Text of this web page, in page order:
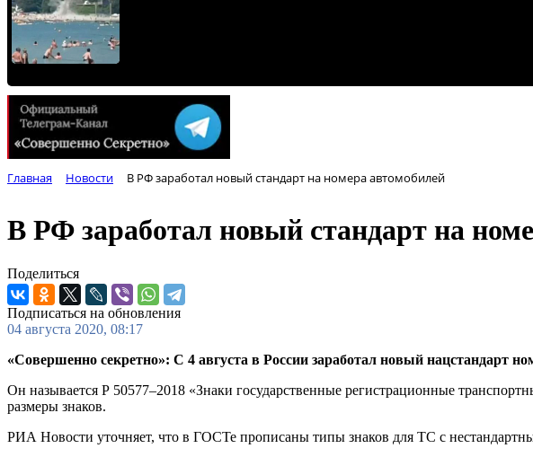
Главная Новости В РФ заработал новый стандарт на номера автомобилей
В РФ заработал новый стандарт на
Поделиться
Подписаться на обновления
04 августа 2020, 08:17
«Совершенно секретно»: С 4 августа в России заработал новый нацстандарт
Он называется Р 50577–2018 «Знаки государственные регистрационные
размеры знаков.
РИА Новости уточняет, что в ГОСТе прописаны типы знаков для ТС с